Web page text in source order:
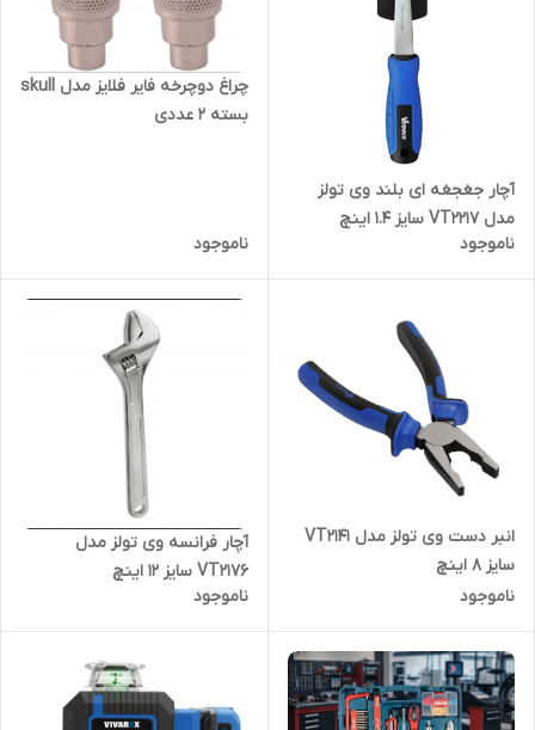
آچار جغجغه ای بلند وی تولز
مدل VT2217 سایز 1.4 اینچ
ناموجود
چراغ دوچرخه فایر فلایز مدل skull
بسته 2 عددی
ناموجود
انبر دست وی تولز مدل VT2141
سایز 8 اینچ
ناموجود
آچار فرانسه وی تولز مدل
VT2176 سایز 12 اینچ
ناموجود